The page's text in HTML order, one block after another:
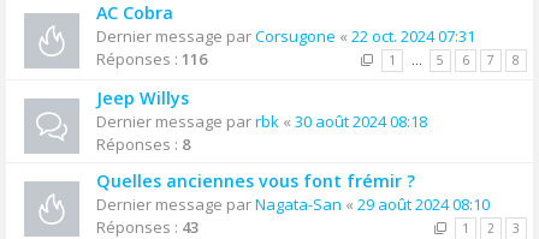
AC Cobra
Dernier message parCorsugone « 22 oct. 2024 07:31
Réponses : 116 1 … 5 6 7 8
Jeep Willys
Dernier message parrbk « 30 août 2024 08:18
Réponses : 8
Quelles anciennes vous font frémir ?
Dernier message parNagata-San « 29 août 2024 08:10
Réponses : 43 1 2 3